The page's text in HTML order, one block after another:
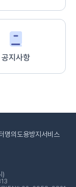
공지사항
명의도용방지서비스
)